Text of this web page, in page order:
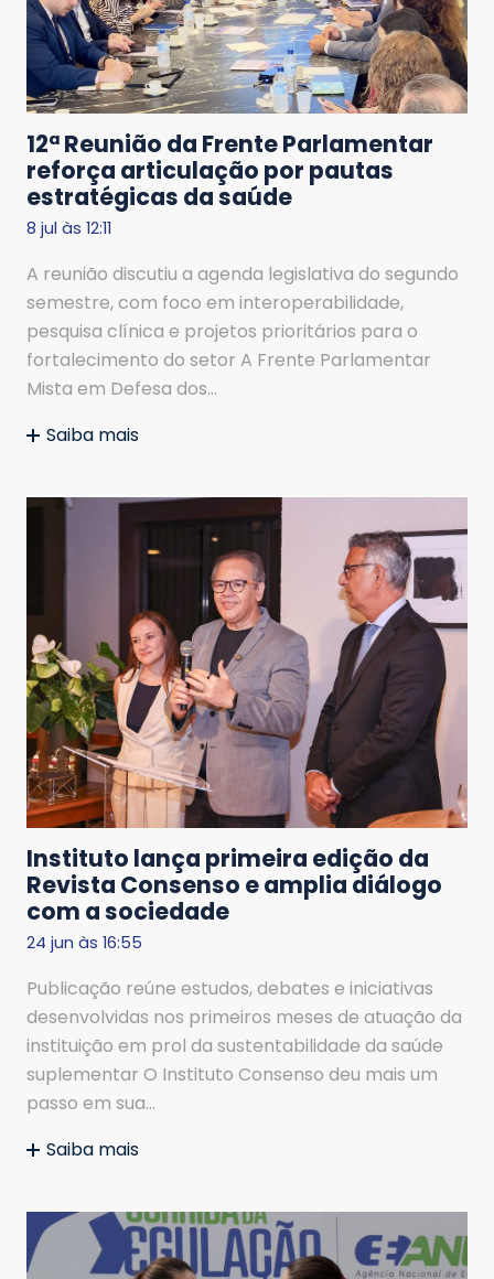
12ª Reunião da Frente Parlamentar
reforça articulação por pautas
estratégicas da saúde
8 jul às 12:11
A reunião discutiu a agenda legislativa do segundo
semestre, com foco em interoperabilidade,
pesquisa clínica e projetos prioritários para o
fortalecimento do setor A Frente Parlamentar
Mista em Defesa dos…
Saiba mais
Instituto lança primeira edição da
Revista Consenso e amplia diálogo
com a sociedade
24 jun às 16:55
Publicação reúne estudos, debates e iniciativas
desenvolvidas nos primeiros meses de atuação da
instituição em prol da sustentabilidade da saúde
suplementar O Instituto Consenso deu mais um
passo em sua…
Saiba mais